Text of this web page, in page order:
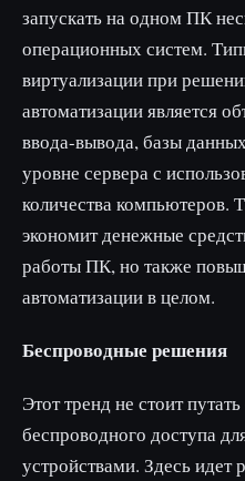
запускать на одном ПК
операционных систем.
виртуализации при
автоматизации является
ввода-вывода, базы
уровне сервера с
количества компьютеров.
экономит денежные
работы ПК, но также
автоматизации в целом.
Беспроводные решения
Этот тренд не стоит
беспроводного доступа
устройствами. Здесь идет